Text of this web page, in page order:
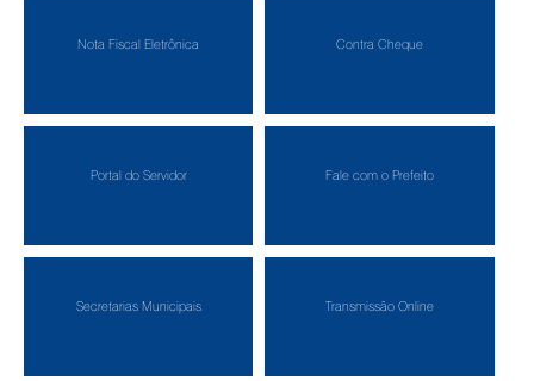
Nota Fiscal Eletrônica Contra Cheque
Portal do Servidor Fale com o Prefeito
Secretarias Municipais Transmissão Online